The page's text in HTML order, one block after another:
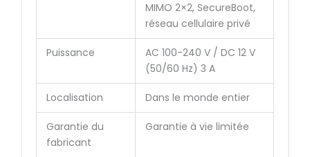
MIMO 2×2, SecureBoot,
réseau cellulaire privé
Puissance
AC 100-240 V / DC 12 V
(50/60 Hz) 3 A
Localisation Dans le monde entier
Garantie du
fabricant
Garantie à vie limitée